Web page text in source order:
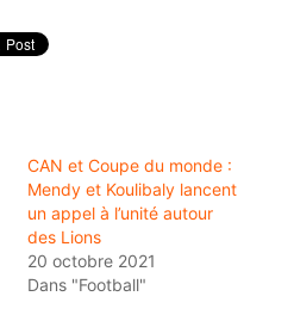
CAN et Coupe du monde :
Mendy et Koulibaly lancent
un appel à l’unité autour
des Lions
20 octobre 2021
Dans "Football"